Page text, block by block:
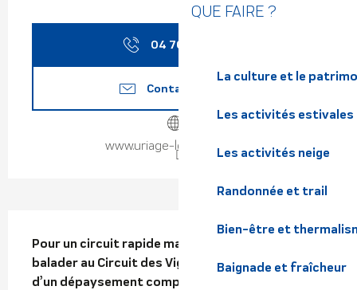
QUE FAIRE ?
La culture et le
Les activités estivales
Les activités neige
Randonnée et trail
Bien-être et
Baignade et fraîcheur
Ouverture et coordonnées
04 76 89 10
Contactez-nous
www.uriage-les-bains.com
Description
Pour un circuit rapide mais sportif, venez-vous
balader au Circuit des Vignasses, et profitez
d’un dépaysement complet à travers les bois et